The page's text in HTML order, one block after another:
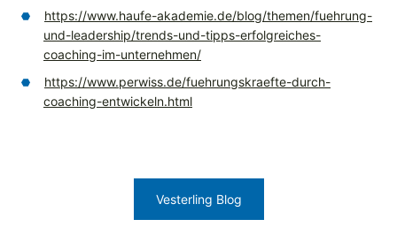
https://www.haufe-akademie.de/blog/themen/fuehrung-
und-leadership/trends-und-tipps-erfolgreiches-
coaching-im-unternehmen/
https://www.perwiss.de/fuehrungskraefte-durch-
coaching-entwickeln.html
Vesterling Blog